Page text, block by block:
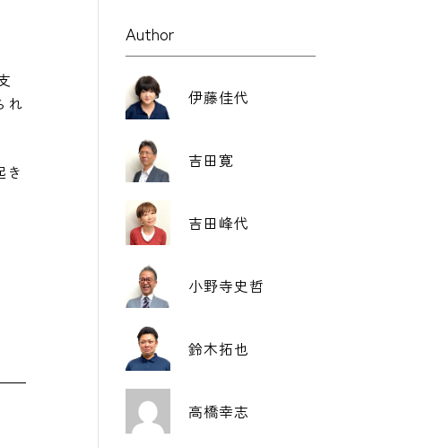
れ
き
Author
伊藤佳代
吉田寛
吉田峰代
小野寺史哲
鈴木拓也
高橋幸志